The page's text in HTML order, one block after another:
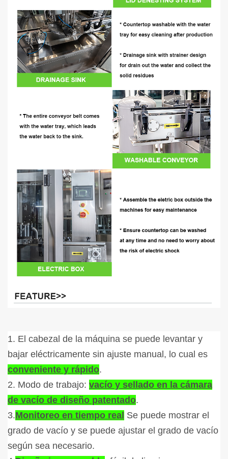
1. El cabezal de la máquina se puede levantar y
bajar eléctricamente sin ajuste manual, lo cual es
conveniente y rápido.
2. Modo de trabajo: vacío y sellado en la cámara
de vacío de diseño patentado.
3.Monitoreo en tiempo real Se puede mostrar el
grado de vacío y se puede ajustar el grado de vacío
según sea necesario.